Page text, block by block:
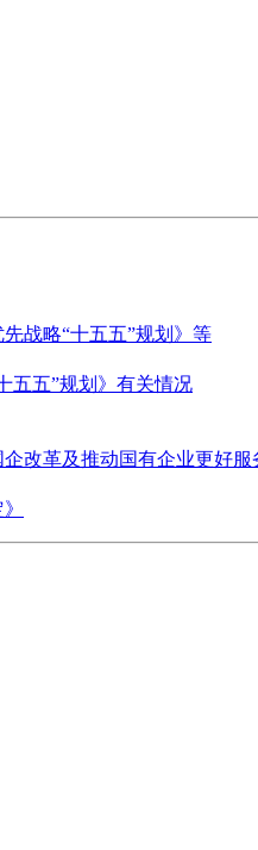
战略“十五五”规划》等
五五”规划》有关情况
改革及推动国有企业更好